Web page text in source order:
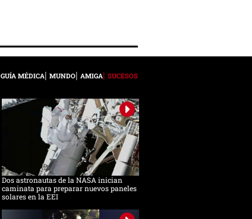
GUÍA MÉDICA MUNDO AMIGA SUCESOS
Dos astronautas de la NASA inician
caminata para preparar nuevos paneles
solares en la EEI